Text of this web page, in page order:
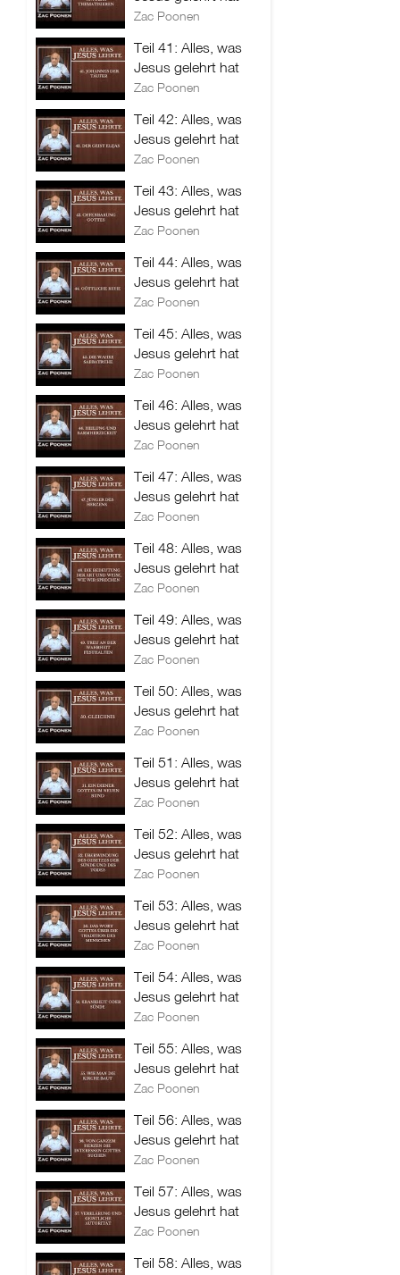
Zac Poonen
Teil 41: Alles, was
Jesus gelehrt hat
Zac Poonen
Teil 42: Alles, was
Jesus gelehrt hat
Zac Poonen
Teil 43: Alles, was
Jesus gelehrt hat
Zac Poonen
Teil 44: Alles, was
Jesus gelehrt hat
Zac Poonen
Teil 45: Alles, was
Jesus gelehrt hat
Zac Poonen
Teil 46: Alles, was
Jesus gelehrt hat
Zac Poonen
Teil 47: Alles, was
Jesus gelehrt hat
Zac Poonen
Teil 48: Alles, was
Jesus gelehrt hat
Zac Poonen
Teil 49: Alles, was
Jesus gelehrt hat
Zac Poonen
Teil 50: Alles, was
Jesus gelehrt hat
Zac Poonen
Teil 51: Alles, was
Jesus gelehrt hat
Zac Poonen
Teil 52: Alles, was
Jesus gelehrt hat
Zac Poonen
Teil 53: Alles, was
Jesus gelehrt hat
Zac Poonen
Teil 54: Alles, was
Jesus gelehrt hat
Zac Poonen
Teil 55: Alles, was
Jesus gelehrt hat
Zac Poonen
Teil 56: Alles, was
Jesus gelehrt hat
Zac Poonen
Teil 57: Alles, was
Jesus gelehrt hat
Zac Poonen
Teil 58: Alles, was